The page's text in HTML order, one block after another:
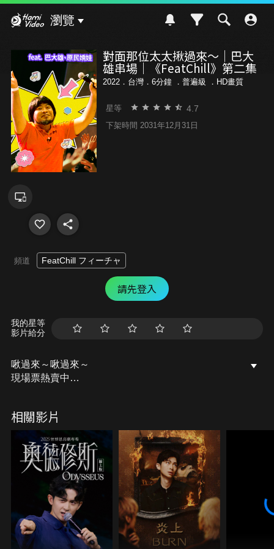
瀏覽
對面那位太太揪過來～｜巴大
雄串場｜《FeatChill》第二集
2022．台灣．6分鐘 ． 普遍級 ．HD畫質
星等 4.7
下架時間 2031年12月31日
頻道 FeatChill フィーチャ
請先登入
我的星等
影片給分
啾過來～啾過來～
現場票熱賣中
巴大雄
原民嬌娃
﹏﹏﹏﹏﹏﹏﹏﹏﹏﹏﹏﹏
喬瑟夫 盧廣仲 黑嘉嘉
首次攜手挑戰日式綜藝節目
﹋﹋﹋﹋﹋﹋﹋﹋﹋﹋﹋﹋
《FeatChill フィーチャ》錄影現場資訊
正式集第五集：2023/1/14（六）
正式集第六集：2023/1/15（日）
購票方式：KKTIX、全台全家便利商店 Famiport 皆
相關影片